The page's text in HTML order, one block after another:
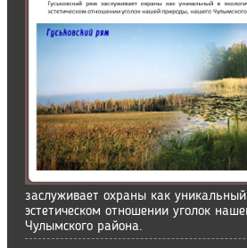
заслуживает охраны как уникальный
эстетическом отношении уголок
Чулымского района.